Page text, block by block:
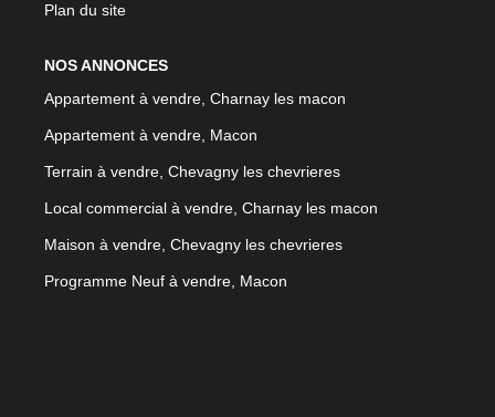
Plan du site
NOS ANNONCES
Appartement à vendre, Charnay les macon
Appartement à vendre, Macon
Terrain à vendre, Chevagny les chevrieres
Local commercial à vendre, Charnay les macon
Maison à vendre, Chevagny les chevrieres
Programme Neuf à vendre, Macon